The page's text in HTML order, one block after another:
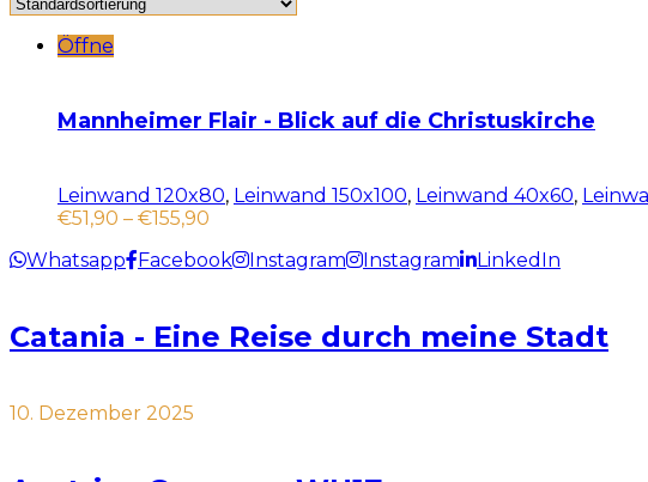
Öffne
Mannheimer Flair - Blick auf die Christuskirche
Leinwand 120x80, Leinwand 150x100, Leinwand 40x60,
€51,90 – €155,90
Whatsapp
Facebook Instagram Instagram LinkedIn
Catania - Eine Reise durch meine Stadt
10. Dezember 2025